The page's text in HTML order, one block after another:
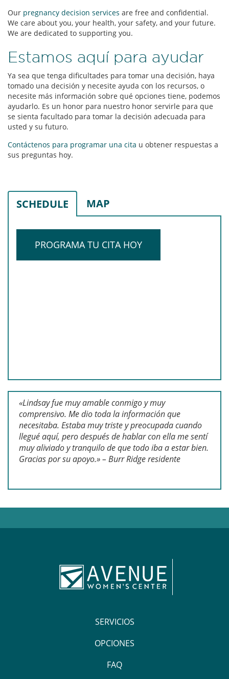
Our pregnancy decision services are free and confidential.
We care about you, your health, your safety, and your future.
We are dedicated to supporting you.
Estamos aquí para ayudar
Ya sea que tenga dificultades para tomar una decisión, haya
tomado una decisión y necesite ayuda con los recursos, o
necesite más información sobre qué opciones tiene, podemos
ayudarlo. Es un honor para nuestro honor servirle para que
se sienta facultado para tomar la decisión adecuada para
usted y su futuro.
Contáctenos para programar una cita u obtener respuestas a
sus preguntas hoy.
SCHEDULE MAP
PROGRAMA TU CITA HOY
«Lindsay fue muy amable conmigo y muy
comprensivo. Me dio toda la información que
necesitaba. Estaba muy triste y preocupada cuando
llegué aquí, pero después de hablar con ella me sentí
muy aliviado y tranquilo de que todo iba a estar bien.
Gracias por su apoyo.» – Burr Ridge residente
SERVICIOS
OPCIONES
FAQ